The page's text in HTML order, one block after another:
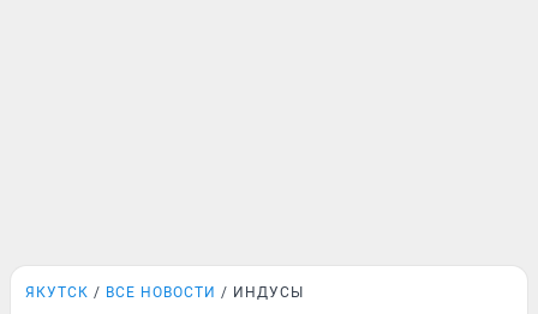
ЯКУТСК ВСЕ НОВОСТИ ИНДУСЫ